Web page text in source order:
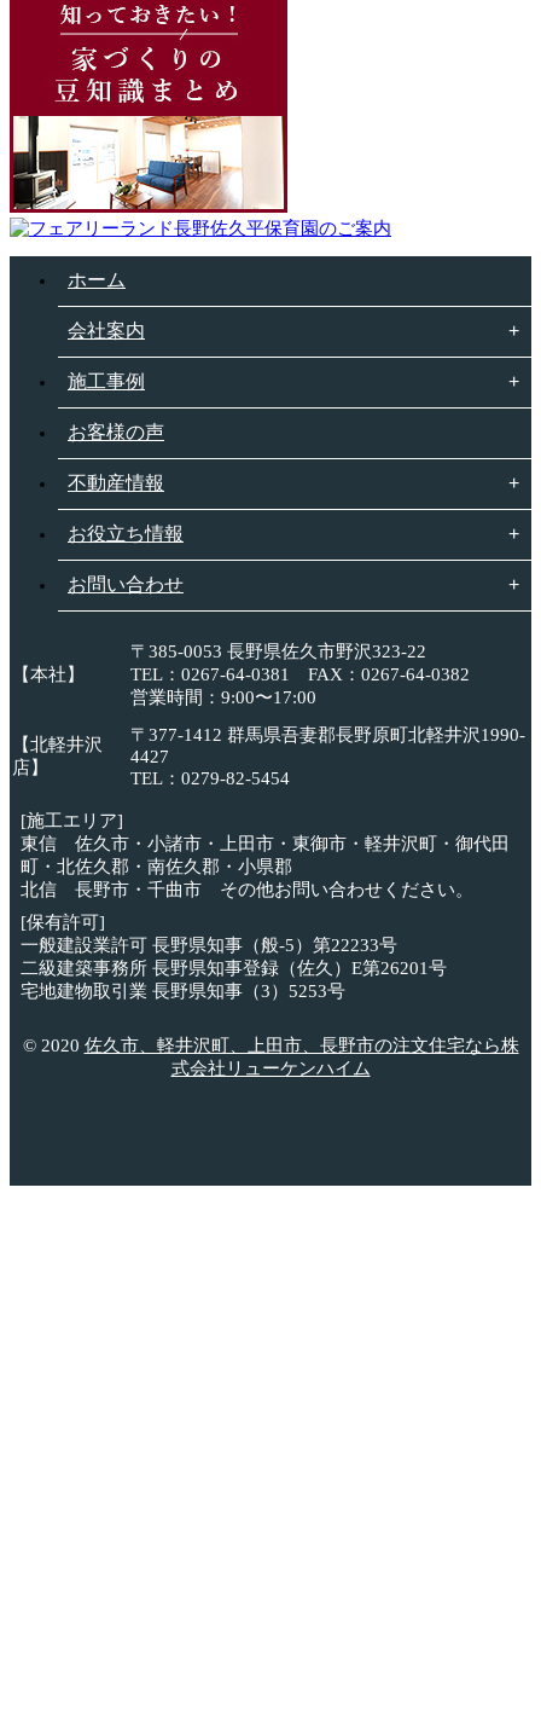
ホーム
会社案内
施工事例
お客様の声
不動産情報
お役立ち情報
お問い合わせ
【本社】
〒385-0053 長野県佐久市野沢323-22
TEL：0267-64-0381 FAX：0267-64-0382
営業時間：9:00〜17:00
【北軽井沢
店】
〒377-1412 群馬県吾妻郡長野原町北軽井沢1990-
4427
TEL：0279-82-5454
[施工エリア]
東信 佐久市・小諸市・上田市・東御市・軽井沢町・御代田
町・北佐久郡・南佐久郡・小県郡
北信 長野市・千曲市 その他お問い合わせください。
[保有許可]
一般建設業許可 長野県知事（般-5）第22233号
二級建築事務所 長野県知事登録（佐久）E第26201号
宅地建物取引業 長野県知事（3）5253号
© 2020 佐久市、軽井沢町、上田市、長野市の注文住宅なら株
式会社リューケンハイム